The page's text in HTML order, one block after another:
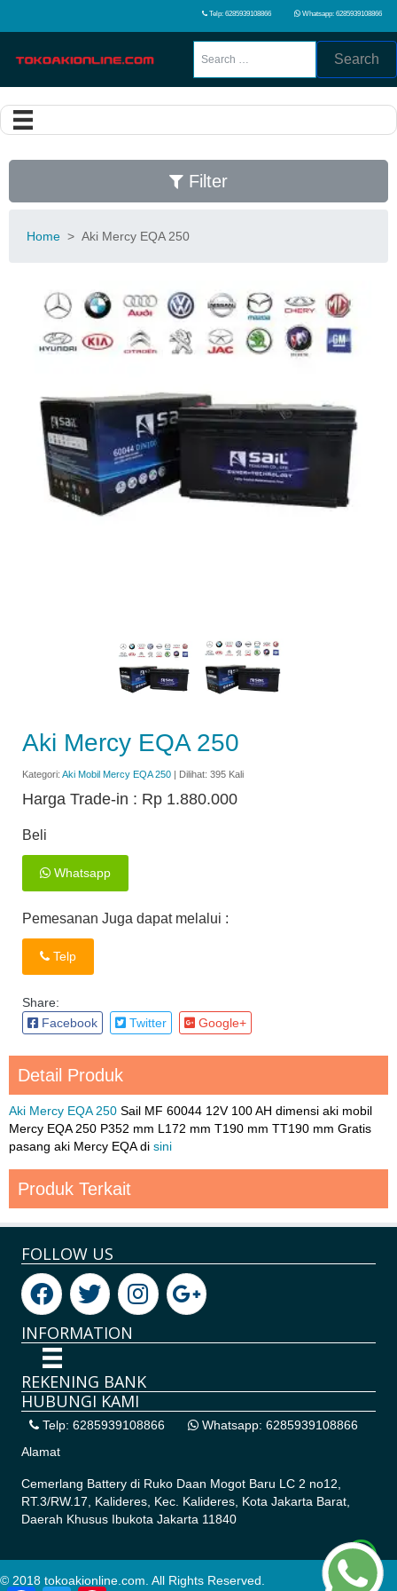
Telp: 6285939108866 Whatsapp: 6285939108866
Search
Filter
Home > Aki Mercy EQA 250
Aki Mercy EQA 250
Kategori: Aki Mobil Mercy EQA 250 | Dilihat: 395 Kali
Harga Trade-in : Rp 1.880.000
Beli
Whatsapp
Pemesanan Juga dapat melalui :
Telp
Share:
Facebook
Twitter Google+
Detail Produk
Aki Mercy EQA 250 Sail MF 60044 12V 100 AH dimensi aki mobil
Mercy EQA 250 P352 mm L172 mm T190 mm TT190 mm Gratis
pasang aki Mercy EQA di sini
Produk Terkait
FOLLOW US
INFORMATION
REKENING BANK
HUBUNGI KAMI
Telp: 6285939108866
Whatsapp: 6285939108866
Alamat
Cemerlang Battery di Ruko Daan Mogot Baru LC 2 no12,
RT.3/RW.17, Kalideres, Kec. Kalideres, Kota Jakarta Barat,
Daerah Khusus Ibukota Jakarta 11840
© 2018 tokoakionline.com. All Rights Reserved.